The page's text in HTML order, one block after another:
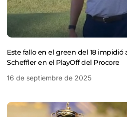
Este fallo en el green del 18 impidió
Scheffler en el PlayOff del Procore
16 de septiembre de 2025